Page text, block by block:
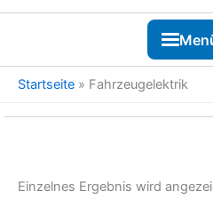
Startseite » Fahrzeugelektrik
Einzelnes Ergebnis wird